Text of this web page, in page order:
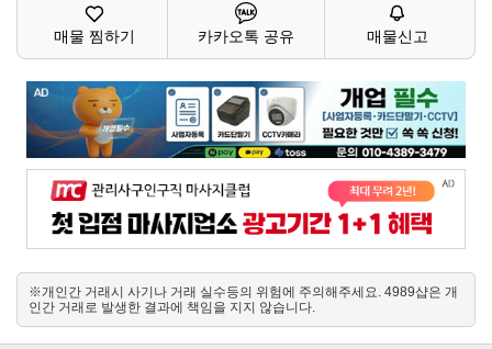
매물 찜하기 카카오톡 공유 매물신고
※개인간 거래시 사기나 거래 실수등의 위험에 주의해주세요. 4989샵은 개
인간 거래로 발생한 결과에 책임을 지지 않습니다.